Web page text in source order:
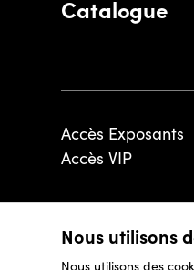
Nous utilisons
Nous utilisons des
Catalogue
Accès Exposants
Accès VIP
© 2026 -